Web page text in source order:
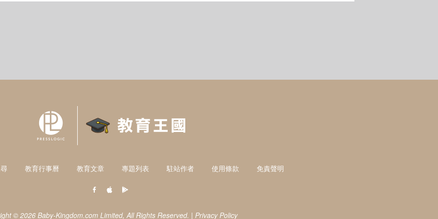
教育行事曆 教育文章 專題列表 駐站作者 使用條款 免責聲明
© 2026 Baby-Kingdom.com Limited, All Rights Reserved. | Privacy Policy